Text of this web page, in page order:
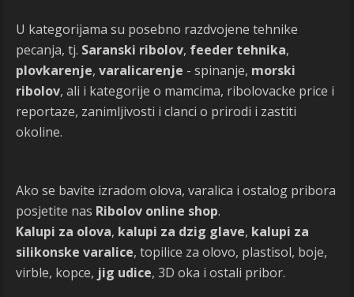
U kategorijama su posebno razdvojene tehnike
pecanja, tj. Saranski ribolov, feeder tehnika,
plovkarenje, varalicarenje - spinanje, morski
ribolov, ali i kategorije o mamcima, ribolovacke price i
reportaze, zanimljivosti i clanci o prirodi i zastiti
okoline.
Ako se bavite izradom olova, varalica i ostalog pribora
posjetite nas Ribolov online shop.
Kalupi za olova, kalupi za dzig glave, kalupi za
silikonske varalice, topilice za olovo, plastisol, boje,
virble, kopce, jig udice, 3D oka i ostali pribor.